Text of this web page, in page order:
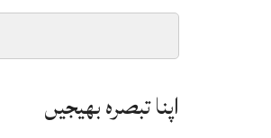
اپنا تبصرہ بھیجیں